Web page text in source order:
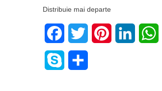
Distribuie mai departe
FacebookTwitter PinterestLinkedIn
Skype